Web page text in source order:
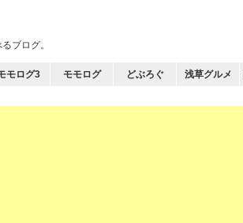
ブログ。
モログ3 モモログ どぶろぐ 浅草グルメ